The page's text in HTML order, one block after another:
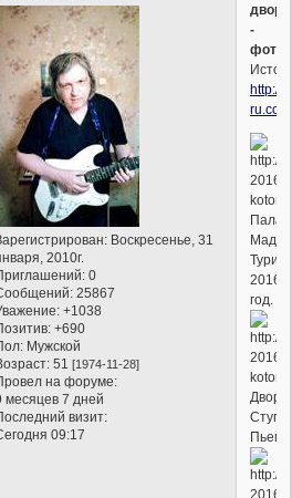
: Воскресенье, 31
2010г.
0
25867
+1038
+690
Мужской
51[1974-11-28]
на форуме:
месяцев 7 дней
визит:
09:17
-
http://
ru.com
Турин,
2016
год.